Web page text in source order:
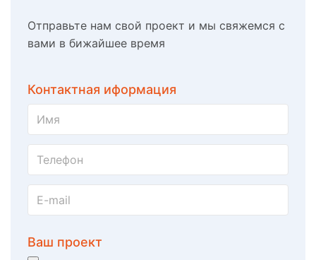
Отправьте нам свой проект и мы свяжемся с
вами в бижайшее время
Контактная иформация
Ваш проект